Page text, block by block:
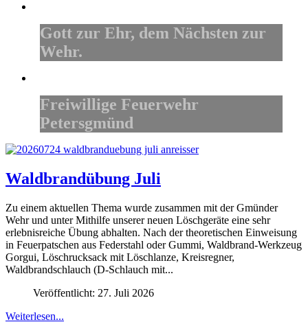
Gott zur Ehr, dem Nächsten zur
Wehr.
Freiwillige Feuerwehr
Petersgmünd
Waldbrandübung Juli
Zu einem aktuellen Thema wurde zusammen mit der Gmünder
Wehr und unter Mithilfe unserer neuen Löschgeräte eine sehr
erlebnisreiche Übung abhalten. Nach der theoretischen Einweisung
in Feuerpatschen aus Federstahl oder Gummi, Waldbrand-Werkzeug
Gorgui, Löschrucksack mit Löschlanze, Kreisregner,
Waldbrandschlauch (D-Schlauch mit...
Veröffentlicht: 27. Juli 2026
Weiterlesen...